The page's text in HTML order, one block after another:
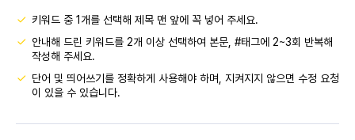
키워드 중 1개를 선택해 제목 맨 앞에 꼭 넣어 주세요.
안내해 드린 키워드를 2개 이상 선택하여 본문, #태그에 2~3회 반복해
작성해 주세요.
단어 및 띄어쓰기를 정확하게 사용해야 하며, 지켜지지 않으면 수정 요청
이 있을 수 있습니다.